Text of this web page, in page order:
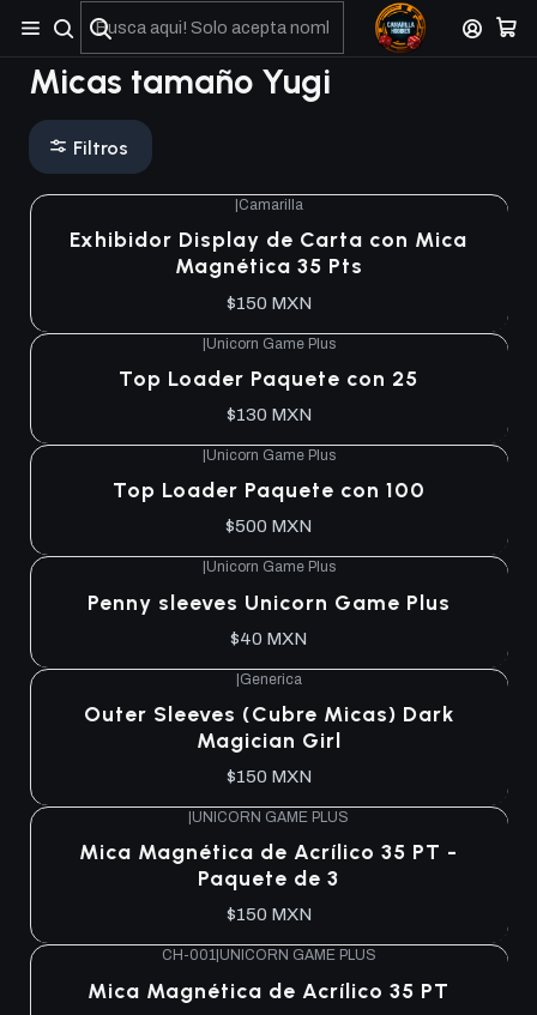
No olviden reportar sus depositos y transferencias por Whatsapp
Micas tamaño Yugi
Filtros
Camarilla
Exhibidor Display de Carta con Mica
Magnética 35 Pts
$150 MXN
|Unicorn Game Plus
Top Loader Paquete con 25
$130 MXN
Unicorn Game Plus
Top Loader Paquete con 100
$500 MXN
Unicorn Game Plus
Penny sleeves Unicorn Game Plus
$40 MXN
|Generica
Outer Sleeves (Cubre Micas) Dark
Magician Girl
$150 MXN
UNICORN GAME PLUS
Mica Magnética de Acrílico 35 PT -
Paquete de 3
$150 MXN
CH-001| UNICORN GAME PLUS
Mica Magnética de Acrílico 35 PT